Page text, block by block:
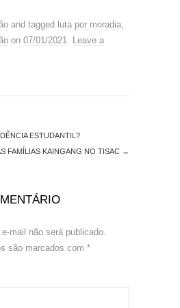
and tagged luta por moradia,
on 07/01/2021. Leave a
ESTUDANTIL?
FAMÍLIAS KAINGANG NO TISAC →
mail não será publicado.
são marcados com *